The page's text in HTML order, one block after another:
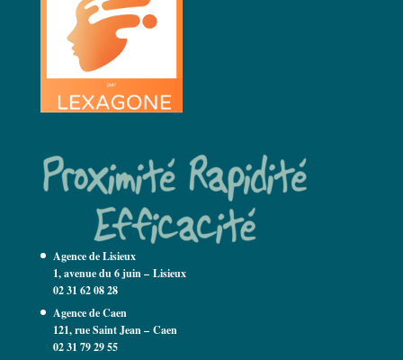
Agence de Lisieux
1, avenue du 6 juin – Lisieux
02 31 62 08 28
Agence de Caen
121, rue Saint Jean –Caen
02 31 79 29 55